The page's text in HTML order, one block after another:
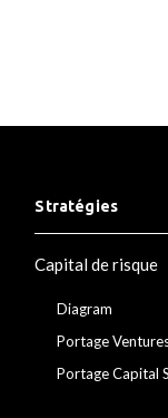
Stratégies
Capital de risque
Diagram
Portage
Portage Capital